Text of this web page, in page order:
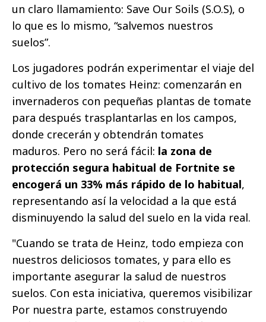
un claro llamamiento: Save Our Soils (S.O.S), o
lo que es lo mismo, “salvemos nuestros
suelos”.
Los jugadores podrán experimentar el viaje del
cultivo de los tomates Heinz: comenzarán en
invernaderos con pequeñas plantas de tomate
para después trasplantarlas en los campos,
donde crecerán y obtendrán tomates
maduros. Pero no será fácil: la zona de
protección segura habitual de Fortnite se
encogerá un 33% más rápido de lo habitual,
representando así la velocidad a la que está
disminuyendo la salud del suelo en la vida real.
"Cuando se trata de Heinz, todo empieza con
nuestros deliciosos tomates, y para ello es
importante asegurar la salud de nuestros
suelos. Con esta iniciativa, queremos visibilizar
Por nuestra parte, estamos construyendo